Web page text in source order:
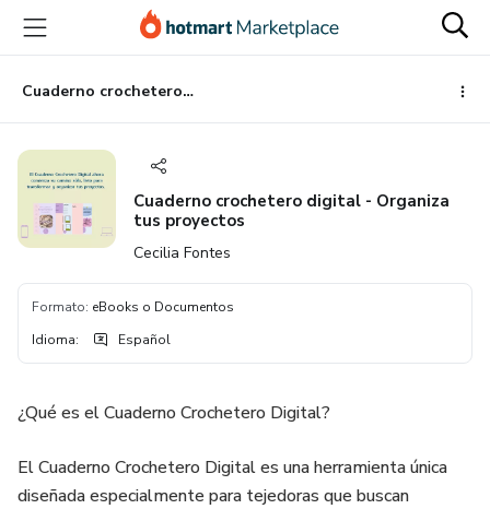
principal
página
de
página
Cuaderno crochetero digital - Organiza tus proyectos
Cuaderno crochetero digital - Organiza
tus proyectos
Cecilia Fontes
Formato: eBooks o Documentos
Idioma: Español
¿Qué es el Cuaderno Crochetero Digital?
El Cuaderno Crochetero Digital es una herramienta única
diseñada especialmente para tejedoras que buscan